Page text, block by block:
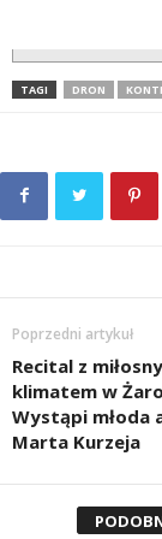
TAGI DRON
Poprzedni artykuł
Recital z
klimatem w
Wystąpi młoda
Marta Kurzeja